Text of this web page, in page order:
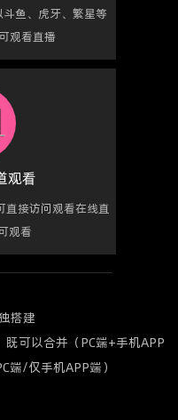
鱼、虎牙、繁星等
观看直播
观看
直接访问观看在线直
观看
搭建
可以合并（PC端+手机APP
端/仅手机APP端）